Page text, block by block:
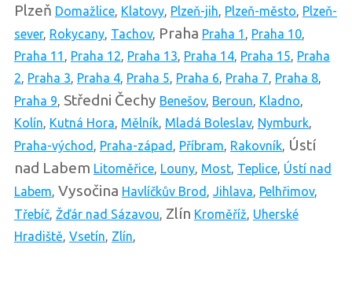
Plzeň Domažlice, Klatovy, Plzeň-jih, Plzeň-město, Plzeň-
sever, Rokycany, Tachov, Praha Praha 1 , Praha 10,
Praha 11 , Praha 12, Praha 13, Praha 14, Praha 15, Praha
2, Praha 3, Praha 4, Praha 5, Praha 6, Praha 7, Praha 8,
Praha 9, Středni Čechy Benešov, Beroun, Kladno,
Kolín, Kutná Hora, Mělník, Mladá Boleslav, Nymburk,
Praha-východ , Praha-západ , Příbram, Rakovník, Ústí
nad Labem Litoměřice, Louny, Most, Teplice, Ústí nad
Labem, Vysočina Havlíčkův Brod , Jihlava, Pelhřimov,
Třebíč, Žďár nad Sázavou, Zlín Kroměříž, Uherské
Hradiště, Vsetín, Zlín,